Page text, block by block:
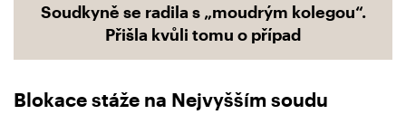
Soudkyně se radila s „moudrým kolegou“.
Přišla kvůli tomu o případ
Blokace stáže na Nejvyšším soudu